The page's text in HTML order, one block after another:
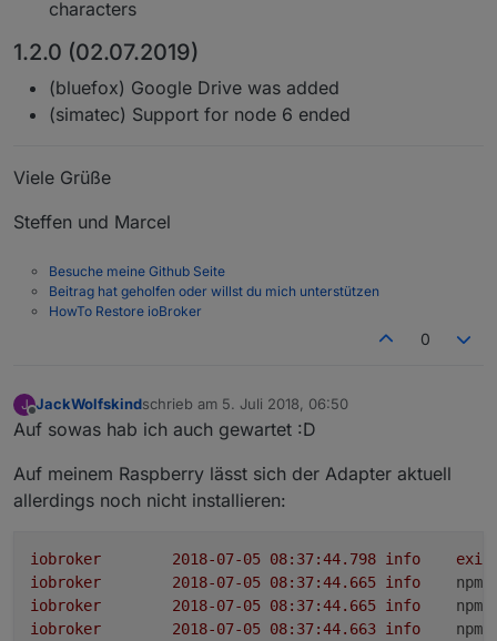
characters
1.2.0 (02.07.2019)
(bluefox) Google Drive was added
(simatec) Support for node 6 ended
Viele Grüße
Steffen und Marcel
Besuche meine Github Seite
Beitrag hat geholfen oder willst du mich unterstützen
HowTo Restore ioBroker
0
J
Offline
JackWolfskindschrieb am 5. Juli 2018, 06:50
zuletzt editiert von
Auf sowas hab ich auch gewartet :D
Auf meinem Raspberry lässt sich der Adapter aktuell
allerdings noch nicht installieren:
iobroker info
exit
iobroker
info
npm
iobroker
info
npm
iobroker
info
npm